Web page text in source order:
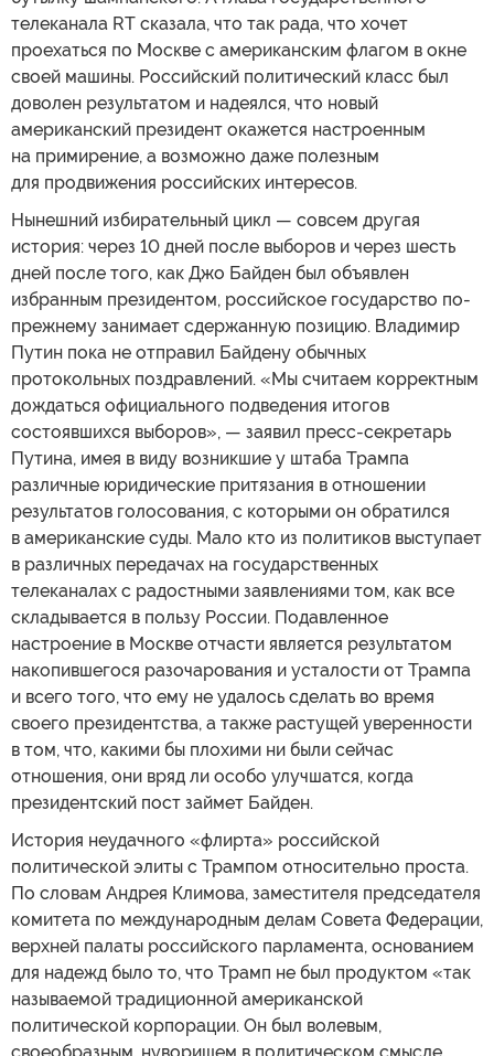
телеканала RT сказала, что так рада, что хочет
проехаться по Москве с американским флагом в окне
своей машины. Российский политический класс был
доволен результатом и надеялся, что новый
американский президент окажется настроенным
на примирение, а возможно даже полезным
для продвижения российских интересов.
Нынешний избирательный цикл — совсем другая
история: через 10 дней после выборов и через шесть
дней после того, как Джо Байден был объявлен
избранным президентом, российское государство по-
прежнему занимает сдержанную позицию. Владимир
Путин пока не отправил Байдену обычных
протокольных поздравлений. «Мы считаем корректным
дождаться официального подведения итогов
состоявшихся выборов», — заявил пресс-секретарь
Путина, имея в виду возникшие у штаба Трампа
различные юридические притязания в отношении
результатов голосования, с которыми он обратился
в американские суды. Мало кто из политиков выступает
в различных передачах на государственных
телеканалах с радостными заявлениями том, как все
складывается в пользу России. Подавленное
настроение в Москве отчасти является результатом
накопившегося разочарования и усталости от Трампа
и всего того, что ему не удалось сделать во время
своего президентства, а также растущей уверенности
в том, что, какими бы плохими ни были сейчас
отношения, они вряд ли особо улучшатся, когда
президентский пост займет Байден.
История неудачного «флирта» российской
политической элиты с Трампом относительно проста.
По словам Андрея Климова, заместителя председателя
комитета по международным делам Совета Федерации,
верхней палаты российского парламента, основанием
для надежд было то, что Трамп не был продуктом «так
называемой традиционной американской
политической корпорации. Он был волевым,